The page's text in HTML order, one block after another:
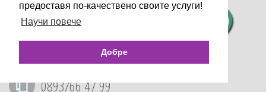
предоставя по-качествено своите услуги!
Научи повече
Добре
0893/66 47 99